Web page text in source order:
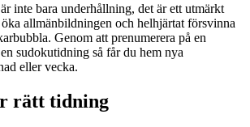
inte bara underhållning, det är ett utmärkt
allmänbildningen och helhjärtat försvinna
Genom att prenumerera på en
sudokutidning så får du hem nya
eller vecka.
rätt tidning